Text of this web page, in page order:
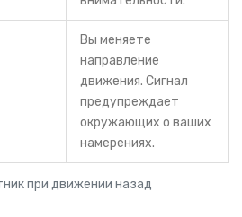
при движении назад
Вы меняете
направление
движения. Сигнал
предупреждает
окружающих о ваших
намерениях.